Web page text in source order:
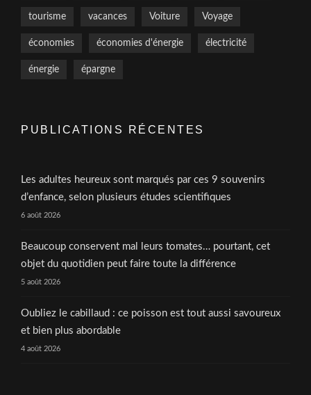
tourisme vacances Voiture Voyage
économies économies d'énergie électricité
énergie épargne
PUBLICATIONS RÉCENTES
Les adultes heureux sont marqués par ces 9 souvenirs
d’enfance, selon plusieurs études scientifiques
6 août 2026
Beaucoup conservent mal leurs tomates… pourtant, cet
objet du quotidien peut faire toute la différence
5 août 2026
Oubliez le cabillaud : ce poisson est tout aussi savoureux
et bien plus abordable
4 août 2026